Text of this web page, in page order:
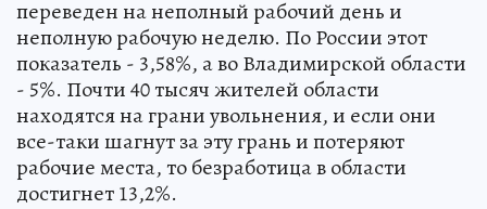
переведен на неполный рабочий день и
неполную рабочую неделю. По России этот
показатель - 3,58%, а во Владимирской области
- 5%. Почти 40 тысяч жителей области
находятся на грани увольнения, и если они
все-таки шагнут за эту грань и потеряют
рабочие места, то безработица в области
достигнет 13,2%.